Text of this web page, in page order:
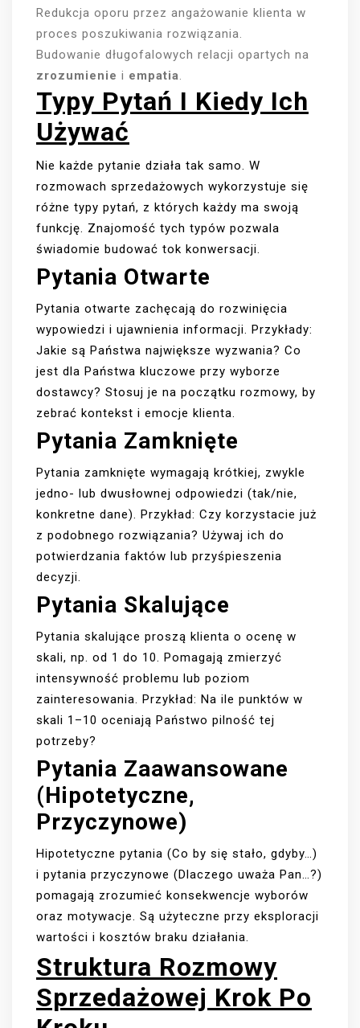
Redukcja oporu przez angażowanie klienta w
proces poszukiwania rozwiązania.
Budowanie długofalowych relacji opartych na
zrozumienie i empatia.
Typy Pytań I Kiedy Ich
Używać
Nie każde pytanie działa tak samo. W
rozmowach sprzedażowych wykorzystuje się
różne typy pytań, z których każdy ma swoją
funkcję. Znajomość tych typów pozwala
świadomie budować tok konwersacji.
Pytania Otwarte
Pytania otwarte zachęcają do rozwinięcia
wypowiedzi i ujawnienia informacji. Przykłady:
Jakie są Państwa największe wyzwania? Co
jest dla Państwa kluczowe przy wyborze
dostawcy? Stosuj je na początku rozmowy, by
zebrać kontekst i emocje klienta.
Pytania Zamknięte
Pytania zamknięte wymagają krótkiej, zwykle
jedno- lub dwusłownej odpowiedzi (tak/nie,
konkretne dane). Przykład: Czy korzystacie już
z podobnego rozwiązania? Używaj ich do
potwierdzania faktów lub przyśpieszenia
decyzji.
Pytania Skalujące
Pytania skalujące proszą klienta o ocenę w
skali, np. od 1 do 10. Pomagają zmierzyć
intensywność problemu lub poziom
zainteresowania. Przykład: Na ile punktów w
skali 1–10 oceniają Państwo pilność tej
potrzeby?
Pytania Zaawansowane
(hipotetyczne,
Przyczynowe)
Hipotetyczne pytania (Co by się stało, gdyby…)
i pytania przyczynowe (Dlaczego uważa Pan…?)
pomagają zrozumieć konsekwencje wyborów
oraz motywacje. Są użyteczne przy eksploracji
wartości i kosztów braku działania.
Struktura Rozmowy
Sprzedażowej Krok Po